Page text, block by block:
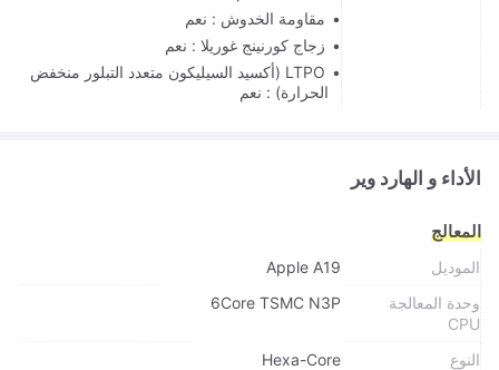
مقاومة الخدوش : نعم
زجاج كورنينج غوريلا : نعم
LTPO (أكسيد السيليكون متعدد التبلور منخفض
الحرارة) : نعم
الأداء و الهارد وير
المعالج
الموديل
Apple A19
وحدة المعالجة
CPU
6Core TSMC N3P
النوع
Hexa-Core